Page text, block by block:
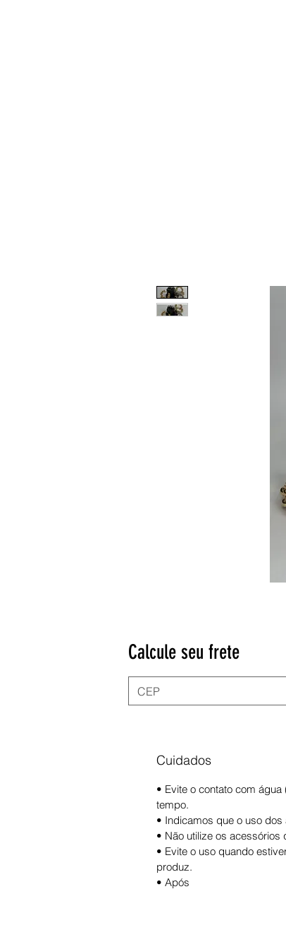
Calcule seu frete
Cuidados
• Evite o contato com
tempo.
• Indicamos que o uso
• Não utilize os
• Evite o uso quando
produz.
• Após